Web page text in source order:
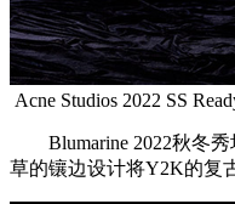
Acne Studios 2022 SS
Blumarine 2022秋冬秀
草的镶边设计将Y2K的复